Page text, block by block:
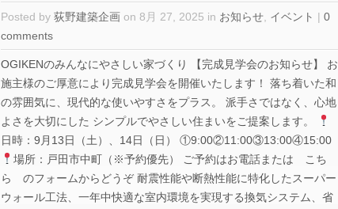
Posted by 荻野建築企画 on 8月 27, 2025 in お知らせ イベント | 0
comments
OGIKENのみんなにやさしい家づくり 【完成見学会のお知らせ】 お
施主様のご厚意により完成見学会を開催いたします！ 落ち着いた和
の雰囲気に、現代的な使いやすさをプラス。 派手さではなく、心地
よさを大切にした シンプルでやさしい住まいをご提案します。
日時：9月13日（土）、14日（日） ①9:00②11:00③13:00④15:00
場所：戸田市中町（※予約優先） ご予約はお電話または こち
ら のフォームからどうぞ 耐震性能や断熱性能に特化したスーパー
ウォール工法、一年中快適な室内環境を実現する換気システム、省